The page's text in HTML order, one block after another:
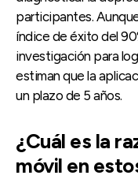
participantes.
índice de éxito del
investigación para
estiman que la
un plazo de 5 años.
¿Cuál es la
móvil en